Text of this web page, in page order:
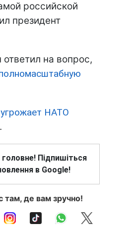
российской
президент
на вопрос,
НАТО
.
головне! Підпишіться
в Google!
там, де вам зручно!